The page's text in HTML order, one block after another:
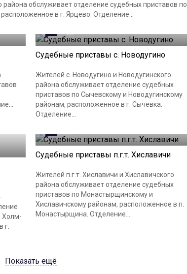
обслуживает отделение судебных приставов по
в г. Ярцево. Отделение...
Судебные приставы с. Новодугино
Жителей с. Новодугино и Новодугинского
района обслуживает отделение судебных
приставов по Сычевскому и Новодугинскому
районам, расположенное в г. Сычевка.
Отделение...
Холм-
г.
Судебные приставы п.г.т. Хиславичи
Жителей п.г.т. Хиславичи и Хиславичского
района обслуживает отделение судебных
приставов по Монастырщинскому и
Хиславичскому районам, расположенное в п.
Монастырщина. Отделение...
Показать ещё